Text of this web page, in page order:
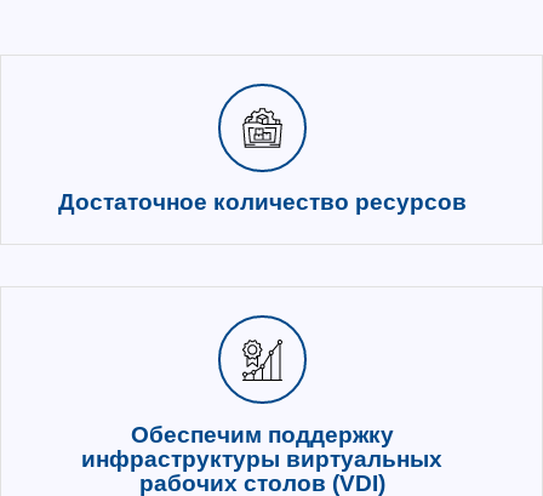
Польза инфраструктуры
рабочих столов (VDI) от
бизнеса
Импортонезависимость
Решение, построенное на РФ
гарантированной дорожной картой
Оптимизация стоимости
Снижение совокупных затрат на